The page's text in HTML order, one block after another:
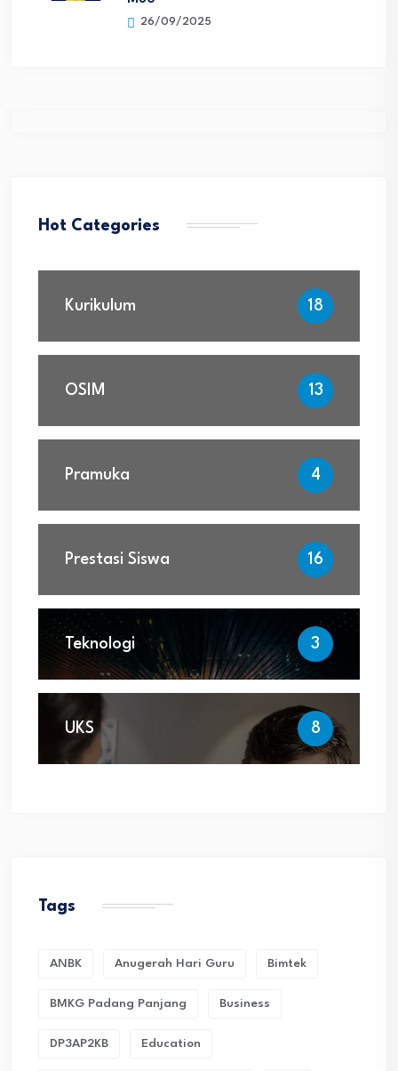
26/09/2025
Hot Categories
Kurikulum 18
OSIM 13
Pramuka 4
Prestasi Siswa 16
Teknologi 3
UKS 8
Tags
ANBK Anugerah Hari Guru Bimtek
BMKG Padang Panjang Business
DP3AP2KB Education